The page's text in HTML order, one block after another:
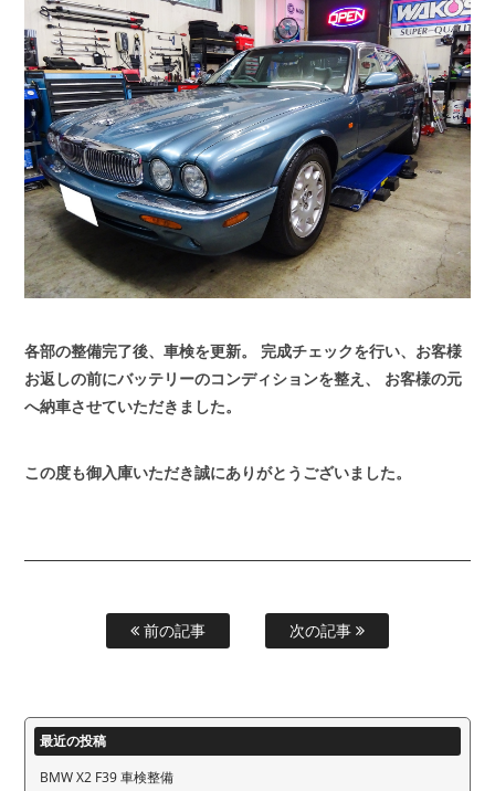
各部の整備完了後、車検を更新。
完成チェックを行い、お客様
お返しの前にバッテリーのコンディションを整え、
お客様の元
へ納車させていただきました。
この度も御入庫いただき誠にありがとうございました。
前の記事 次の記事
最近の投稿
BMW X2 F39 車検整備